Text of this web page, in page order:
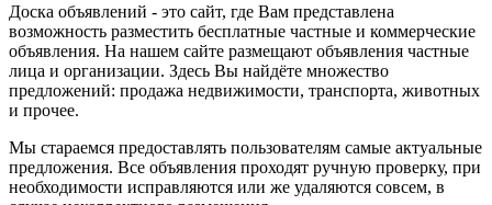
Доска объявлений - это сайт, где Вам представлена
возможность разместить бесплатные частные и коммерческие
объявления. На нашем сайте размещают объявления частные
лица и организации. Здесь Вы найдёте множество
предложений: продажа недвижимости, транспорта, животных
и прочее.
Мы стараемся предоставлять пользователям самые актуальные
предложения. Все объявления проходят ручную проверку, при
необходимости исправляются или же удаляются совсем, в